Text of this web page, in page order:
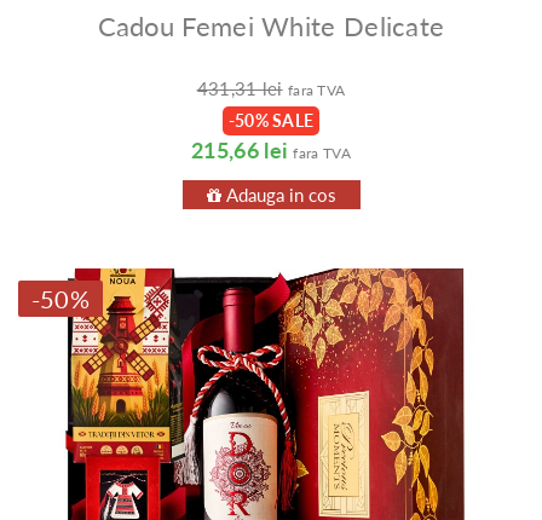
Cadou Femei White Delicate
431,31 lei fara TVA
-50% SALE
215,66 lei fara TVA
Adauga in cos
-50%